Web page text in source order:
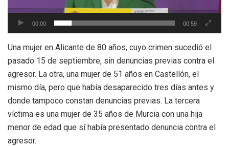
00:00 00:59
Una mujer en Alicante de 80 años, cuyo crimen sucedió el
pasado 15 de septiembre, sin denuncias previas contra el
agresor. La otra, una mujer de 51 años en Castellón, el
mismo día, pero que había desaparecido tres días antes y
donde tampoco constan denuncias previas. La tercera
víctima es una mujer de 35 años de Murcia con una hija
menor de edad que sí había presentado denuncia contra el
agresor.